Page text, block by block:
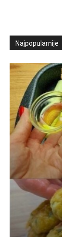
Najpopularnije